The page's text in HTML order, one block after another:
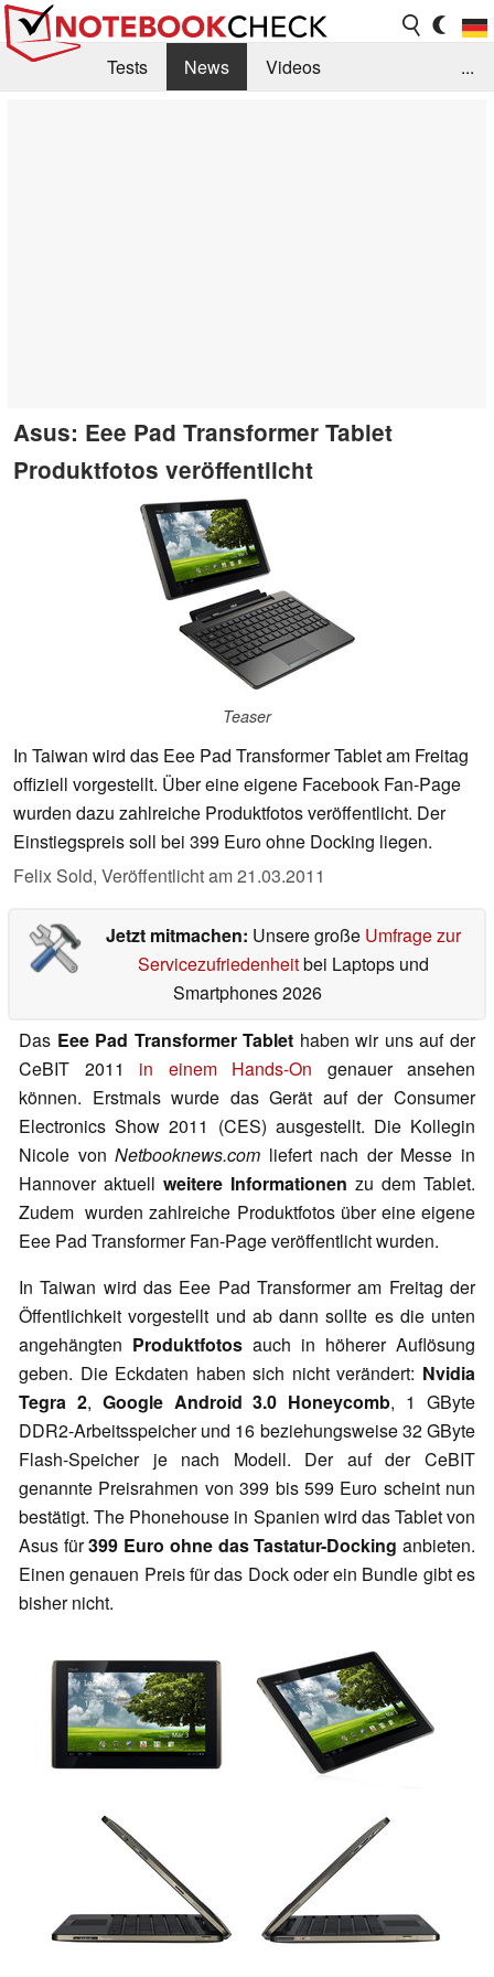
Tests News
Videos
...
Asus: Eee Pad Transformer Tablet
Produktfotos veröffentlicht
Teaser
In Taiwan wird das Eee Pad Transformer Tablet am Freitag
offiziell vorgestellt. Über eine eigene Facebook Fan-Page
wurden dazu zahlreiche Produktfotos veröffentlicht. Der
Einstiegspreis soll bei 399 Euro ohne Docking liegen.
Felix Sold, Veröffentlicht am21.03.2011
Jetzt mitmachen: Unsere große Umfrage zur
Servicezufriedenheitbei Laptops und
Smartphones 2026
Das Eee Pad Transformer Tablet haben wir uns auf der
CeBIT 2011 in einem Hands-On genauer ansehen
können. Erstmals wurde das Gerät auf der Consumer
Electronics Show 2011 (CES) ausgestellt. Die Kollegin
Nicole vonNetbooknews.com liefert nach der Messe in
Hannover aktuell weitere Informationen zu dem Tablet.
Zudem wurden zahlreiche Produktfotos über eine eigene
Eee Pad Transformer Fan-Page veröffentlicht wurden.
In Taiwan wird das Eee Pad Transformer am Freitag der
Öffentlichkeit vorgestellt und ab dann sollte es die unten
angehängten Produktfotos auch in höherer Auflösung
geben. Die Eckdaten haben sich nicht verändert: Nvidia
Tegra 2, Google Android 3.0 Honeycomb, 1 GByte
DDR2-Arbeitsspeicher und 16 beziehungsweise 32 GByte
Flash-Speicher je nach Modell. Der auf der CeBIT
genannte Preisrahmen von 399 bis 599 Euro scheint nun
bestätigt. The Phonehouse in Spanien wird das Tablet von
Asus für399 Euro ohne das Tastatur-Docking anbieten.
Einen genauen Preis für das Dock oder ein Bundle gibt es
bisher nicht.